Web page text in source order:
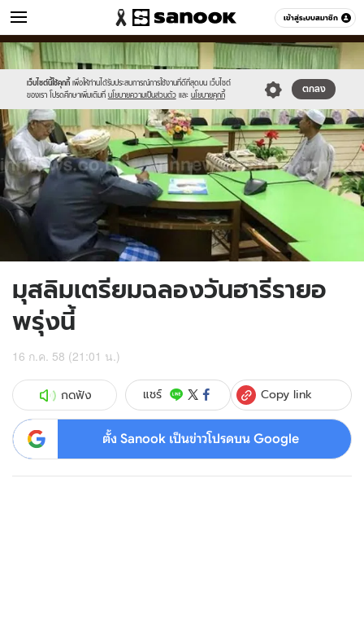
เข้าสู่ระบบสมาชิก
ข่าว หมวดอื่นๆ
เว็บไซต์นี้ใช้คุกกี้ เพื่อให้ท่านได้รับประสบการณ์การใช้งานที่ดีที่สุดบน เว็บไซต์
ของเรา โปรดศึกษาเพิ่มเติมที่ นโยบายความเป็นส่วนตัว และ นโยบายคุกกี้
ตกลง
Sanook
//s.isanook.com/sr/0/images/logo-
new-
sanook.png
600
60
//s.isanook.com/ns/0/ud/366/1831434/632531-
01.jpg
มุสลิมเตรียมฉลองวันฮารีรายอ
พรุ่งนี้
16 ก.ค. 58 (21:01 น.)
กดฟัง แชร์ Copy link
ตั้ง Sanook เป็นข่าวโปรดบน Google